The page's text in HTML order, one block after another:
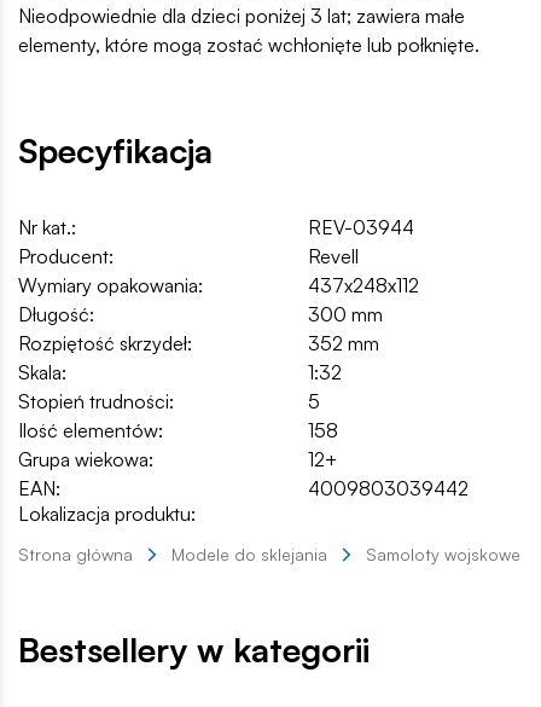
Nieodpowiednie dla dzieci poniżej 3 lat; zawiera małe
elementy, które mogą zostać wchłonięte lub połknięte.
Specyfikacja
Nr kat.:
REV-03944
Producent:
Revell
Wymiary opakowania:
437x248x112
Długość:
300 mm
Rozpiętość skrzydeł:
352 mm
Skala:
1:32
Stopień trudności:
5
Ilość elementów:
158
Grupa wiekowa:
12+
EAN:
4009803039442
Lokalizacja produktu:
Strona główna Modele do sklejania Samoloty wojskowe
Bestsellery w kategorii